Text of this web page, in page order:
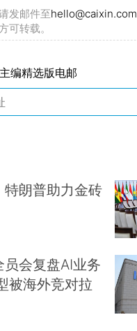
发邮件至hello@caixin.com
可转载。
编精选版电邮
特朗普助力金砖
会复盘AI业务
被海外竞对拉